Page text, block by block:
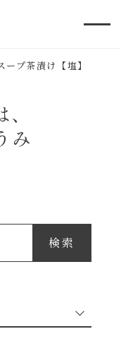
ープ茶漬け【塩】（朝
み